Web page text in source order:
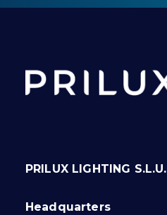
PRILUX LIGHTING S.L.U.
Headquarters